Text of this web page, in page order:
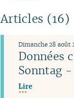
Articles (16)
Données
Sonntag -
Dimanche 28 août
Lire